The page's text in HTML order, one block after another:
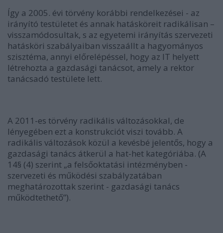
Így a 2005. évi törvény korábbi rendelkezései - az
irányító testületet és annak hatásköreit radikálisan –
visszamódosultak, s az egyetemi irányítás szervezeti
hatásköri szabályaiban visszaállt a hagyományos
szisztéma, annyi előrelépéssel, hogy az IT helyett
létrehozta a gazdasági tanácsot, amely a rektor
tanácsadó testülete lett.
A 2011-es törvény radikális változásokkal, de
lényegében ezt a konstrukciót viszi tovább. A
radikális változások közül a kevésbé jelentős, hogy a
gazdasági tanács átkerül a hat-het kategóriába. (A
14§ (4) szerint „a felsőoktatási intézményben -
szervezeti és működési szabályzatában
meghatározottak szerint - gazdasági tanács
működtethető”).